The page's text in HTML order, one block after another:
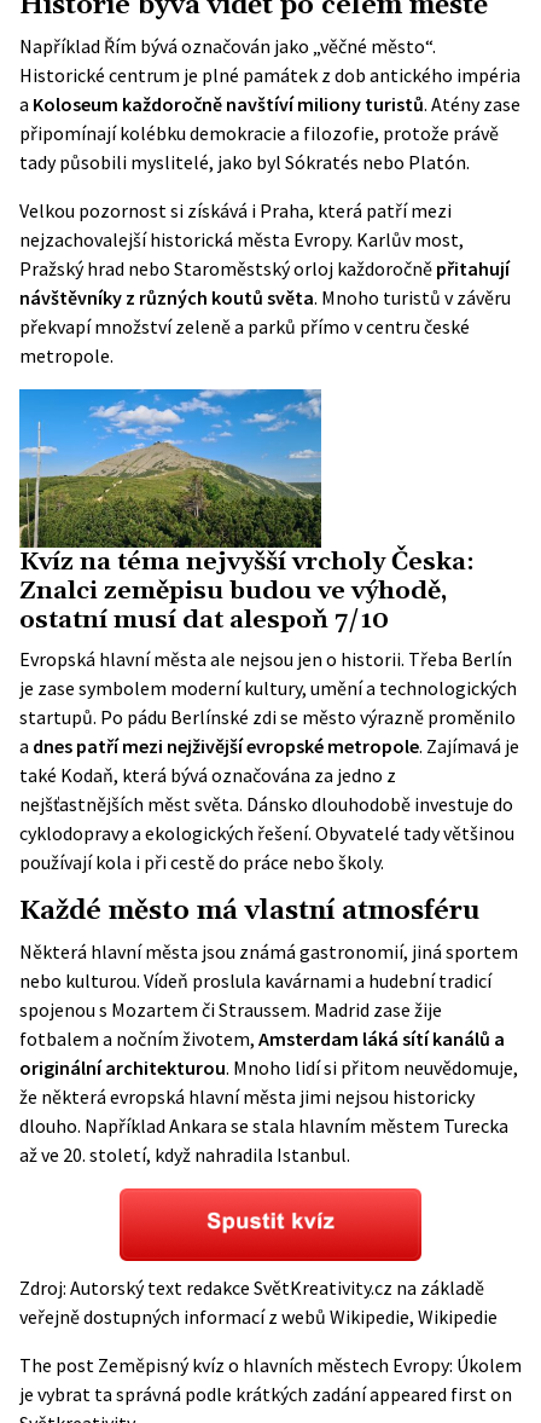
Například Řím bývá označován jako „věčné město“.
Historické centrum je plné památek z dob antického impéria
a Koloseum každoročně navštíví miliony turistů. Atény zase
připomínají kolébku demokracie a filozofie, protože právě
tady působili myslitelé, jako byl Sókratés nebo Platón.
Velkou pozornost si získává i Praha, která patří mezi
nejzachovalejší historická města Evropy. Karlův most,
Pražský hrad nebo Staroměstský orloj každoročně přitahují
návštěvníky z různých koutů světa. Mnoho turistů v závěru
překvapí množství zeleně a parků přímo v centru české
metropole.
Kvíz na téma nejvyšší vrcholy Česka:
Znalci zeměpisu budou ve výhodě,
ostatní musí dat alespoň 7/10
Evropská hlavní města ale nejsou jen o historii. Třeba Berlín
je zase symbolem moderní kultury, umění a technologických
startupů. Po pádu Berlínské zdi se město výrazně proměnilo
a dnes patří mezi nejživější evropské metropole. Zajímavá je
také Kodaň, která bývá označována za jedno z
nejšťastnějších měst světa. Dánsko dlouhodobě investuje do
cyklodopravy a ekologických řešení. Obyvatelé tady většinou
používají kola i při cestě do práce nebo školy.
Každé město má vlastní atmosféru
Některá hlavní města jsou známá gastronomií, jiná sportem
nebo kulturou. Vídeň proslula kavárnami a hudební tradicí
spojenou s Mozartem či Straussem. Madrid zase žije
fotbalem a nočním životem, Amsterdam láká sítí kanálů a
originální architekturou. Mnoho lidí si přitom neuvědomuje,
že některá evropská hlavní města jimi nejsou historicky
dlouho. Například Ankara se stala hlavním městem Turecka
až ve 20. století, když nahradila Istanbul.
Zdroj: Autorský text redakce SvětKreativity.cz na základě
veřejně dostupných informací z webů Wikipedie, Wikipedie
The post Zeměpisný kvíz o hlavních městech Evropy: Úkolem
je vybrat ta správná podle krátkých zadáníappeared first on